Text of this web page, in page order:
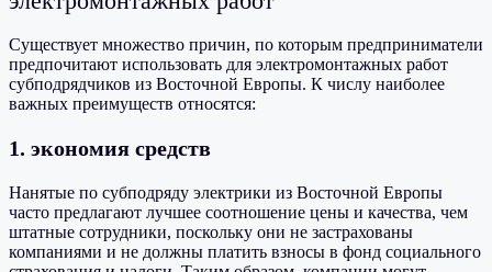
Существует множество причин, по которым предприниматели
предпочитают использовать для электромонтажных работ
субподрядчиков из Восточной Европы. К числу наиболее
важных преимуществ относятся:
1. экономия средств
Нанятые по субподряду электрики из Восточной Европы
часто предлагают лучшее соотношение цены и качества, чем
штатные сотрудники, поскольку они не застрахованы
компаниями и не должны платить взносы в фонд социального